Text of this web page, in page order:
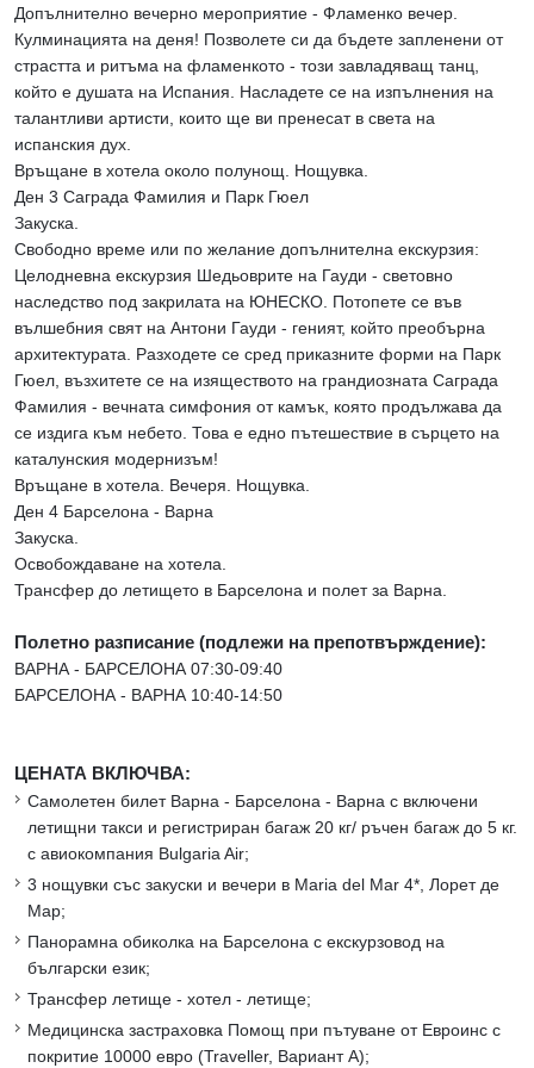
Допълнително вечерно мероприятие - Фламенко вечер.
Кулминацията на деня! Позволете си да бъдете запленени от
страстта и ритъма на фламенкото - този завладяващ танц,
който е душата на Испания. Насладете се на изпълнения на
талантливи артисти, които ще ви пренесат в света на
испанския дух.
Връщане в хотела около полунощ. Нощувка.
Ден 3 Саграда Фамилия и Парк Гюел
Закуска.
Свободно време или по желание допълнителна екскурзия:
Целодневна екскурзия Шедьоврите на Гауди - световно
наследство под закрилата на ЮНЕСКО. Потопете се във
вълшебния свят на Антони Гауди - геният, който преобърна
архитектурата. Разходете се сред приказните форми на Парк
Гюел, възхитете се на изяществото на грандиозната Саграда
Фамилия - вечната симфония от камък, която продължава да
се издига към небето. Това е едно пътешествие в сърцето на
каталунския модернизъм!
Връщане в хотела. Вечеря. Нощувка.
Ден 4 Барселона - Варна
Закуска.
Освобождаване на хотела.
Трансфер до летището в Барселона и полет за Варна.
Полетно разписание (подлежи на препотвърждение):
ВАРНА - БАРСЕЛОНА 07:30-09:40
БАРСЕЛОНА - ВАРНА 10:40-14:50
ЦЕНАТА ВКЛЮЧВА:
Самолетен билет Варна - Барселона - Варна с включени
летищни такси и регистриран багаж 20 кг/ ръчен багаж до 5 кг.
с авиокомпания Bulgaria Air;
3 нощувки със закуски и вечери в Maria del Mar 4*, Лорет де
Мар;
Панорамна обиколка на Барселона с екскурзовод на
български език;
Трансфер летище - хотел - летище;
Медицинска застраховка Помощ при пътуване от Евроинс с
покритие 10000 евро (Traveller, Вариант А);